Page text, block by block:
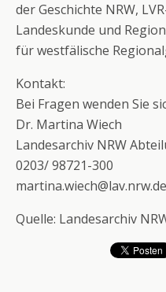
der Geschichte NRW,
Landeskunde und
für westfälische
Kontakt:
Bei Fragen wenden Sie
Dr. Martina Wiech
Landesarchiv NRW
0203/ 98721-300
martina.wiech@lav.nrw.de
Quelle: Landesarchiv